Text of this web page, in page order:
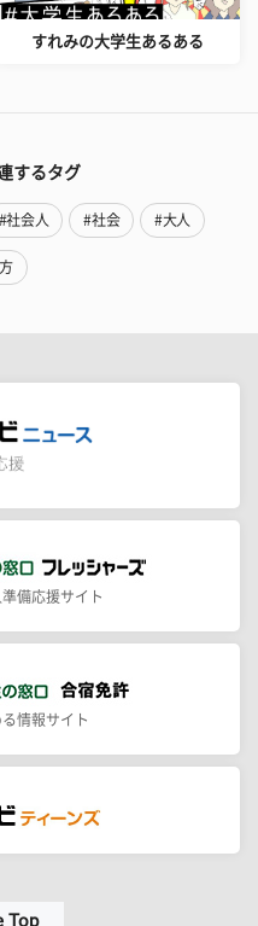
すれみの大学生あるある
するタグ
#社会人 #社会 #大人
備応援サイト
情報サイト
Top